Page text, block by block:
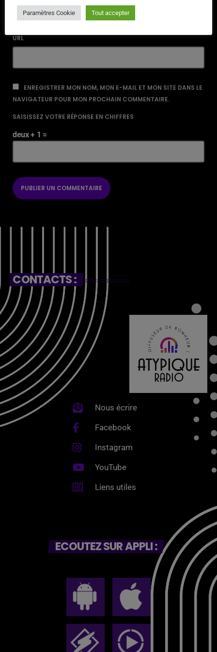
URL
ENREGISTRER MON NOM, MON E-MAIL ET MON SITE DANS LE
NAVIGATEUR POUR MON PROCHAIN COMMENTAIRE.
SAISISSEZ VOTRE RÉPONSE EN CHIFFRES
deux + 1 =
CONTACTS :
Nous écrire
Facebook
Instagram
YouTube
Liens utiles
ECOUTEZ SUR APPLI :
Paramètres Cookie Tout accepter